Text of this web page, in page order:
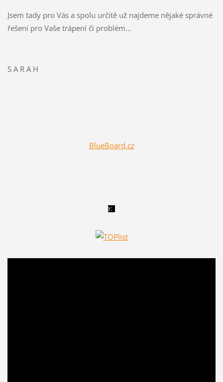
Jsem tady pro Vás a spolu určitě už najdeme nějaké správné
řešení pro Vaše trápení či problém...
S A R A H
BlueBoard.cz